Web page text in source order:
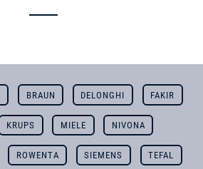
BRAUN DELONGHI FAKIR
KRUPS MIELE NIVONA
ROWENTA SIEMENS TEFAL